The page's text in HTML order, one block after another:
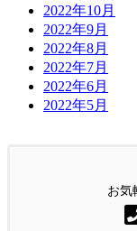
2022年10月
2022年9月
2022年8月
2022年7月
2022年6月
2022年5月
お気